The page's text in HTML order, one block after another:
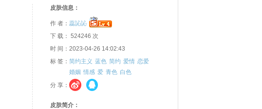
皮肤信息：
作 者： 蕊訫訫
下 载： 524246 次
时 间：2023-04-26 14:02:43
标 签： 简约主义 蓝色 简约 爱情 恋爱
婚姻 情感 爱 青色 白色
分 享：
皮肤简介：